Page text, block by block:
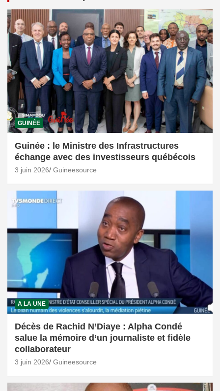
GUINÉE
Guinée : le Ministre des Infrastructures
échange avec des investisseurs québécois
3 juin 2026 Guineesource
A LA UNE
Décès de Rachid N’Diaye : Alpha Condé
salue la mémoire d’un journaliste et fidèle
collaborateur
3 juin 2026 Guineesource